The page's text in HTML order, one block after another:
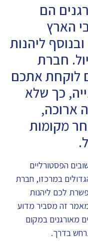
הם
הארץ
ליהנות
חברת
לוקחת אתכם
כך שלא
ארוכה,
מקומות
הפסטורליים
במרכזו, חברת
לכם ליהנות
זה מסביר מדוע
מאורגנים במקום
בדרך.